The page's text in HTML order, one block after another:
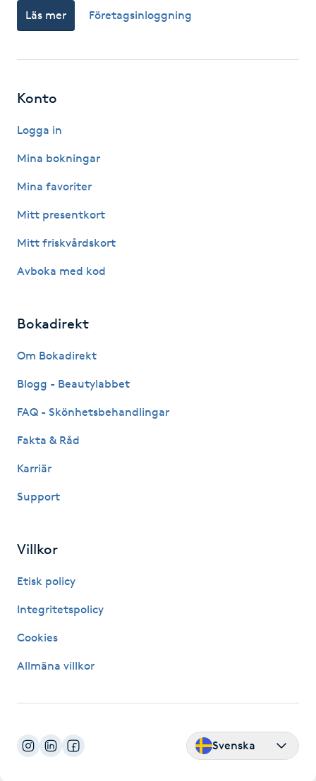
Medial vägledning
Medium
Megavolymfransar
Mesoterapi
Microshading
Mixfransar
N
Nagelförlängning
Nagelförlängning gelé
Nagelförlängning silke
Nagelförstärkning
Nageltrång
Läs mer Företagsinloggning
Konto
Logga in
Mina bokningar
Mina favoriter
Mitt presentkort
Mitt friskvårdskort
Avboka med kod
Bokadirekt
Om Bokadirekt
Blogg - Beautylabbet
FAQ - Skönhetsbehandlingar
Fakta & Råd
Karriär
Support
Villkor
Etisk policy
Integritetspolicy
Cookies
Allmäna villkor
Svenska